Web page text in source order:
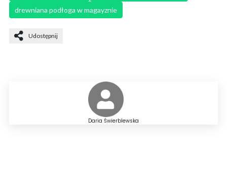
drewniana podłoga w magayznie
Udostępnij
Daria Świerblewska